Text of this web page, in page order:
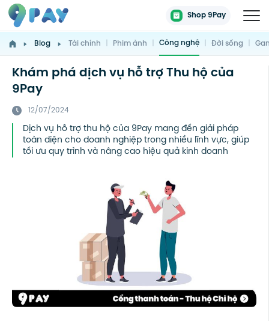
Shop 9Pay
Blog Tài chính | Phim ảnh | Công nghệ | Đời sống |
Khám phá dịch vụ hỗ trợ Thu hộ của
9Pay
12/07/2024
Dịch vụ hỗ trợ thu hộ của 9Pay mang đến giải pháp
toàn diện cho doanh nghiệp trong nhiều lĩnh vực, giúp
tối ưu quy trình và nâng cao hiệu quả kinh doanh